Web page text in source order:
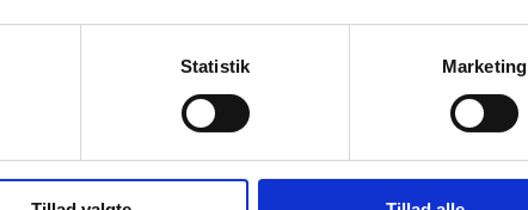
Statistik Marketing
DKK 1.00
Request this product
DKK 1.00
Request this product